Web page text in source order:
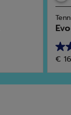
5.0
von
5
€